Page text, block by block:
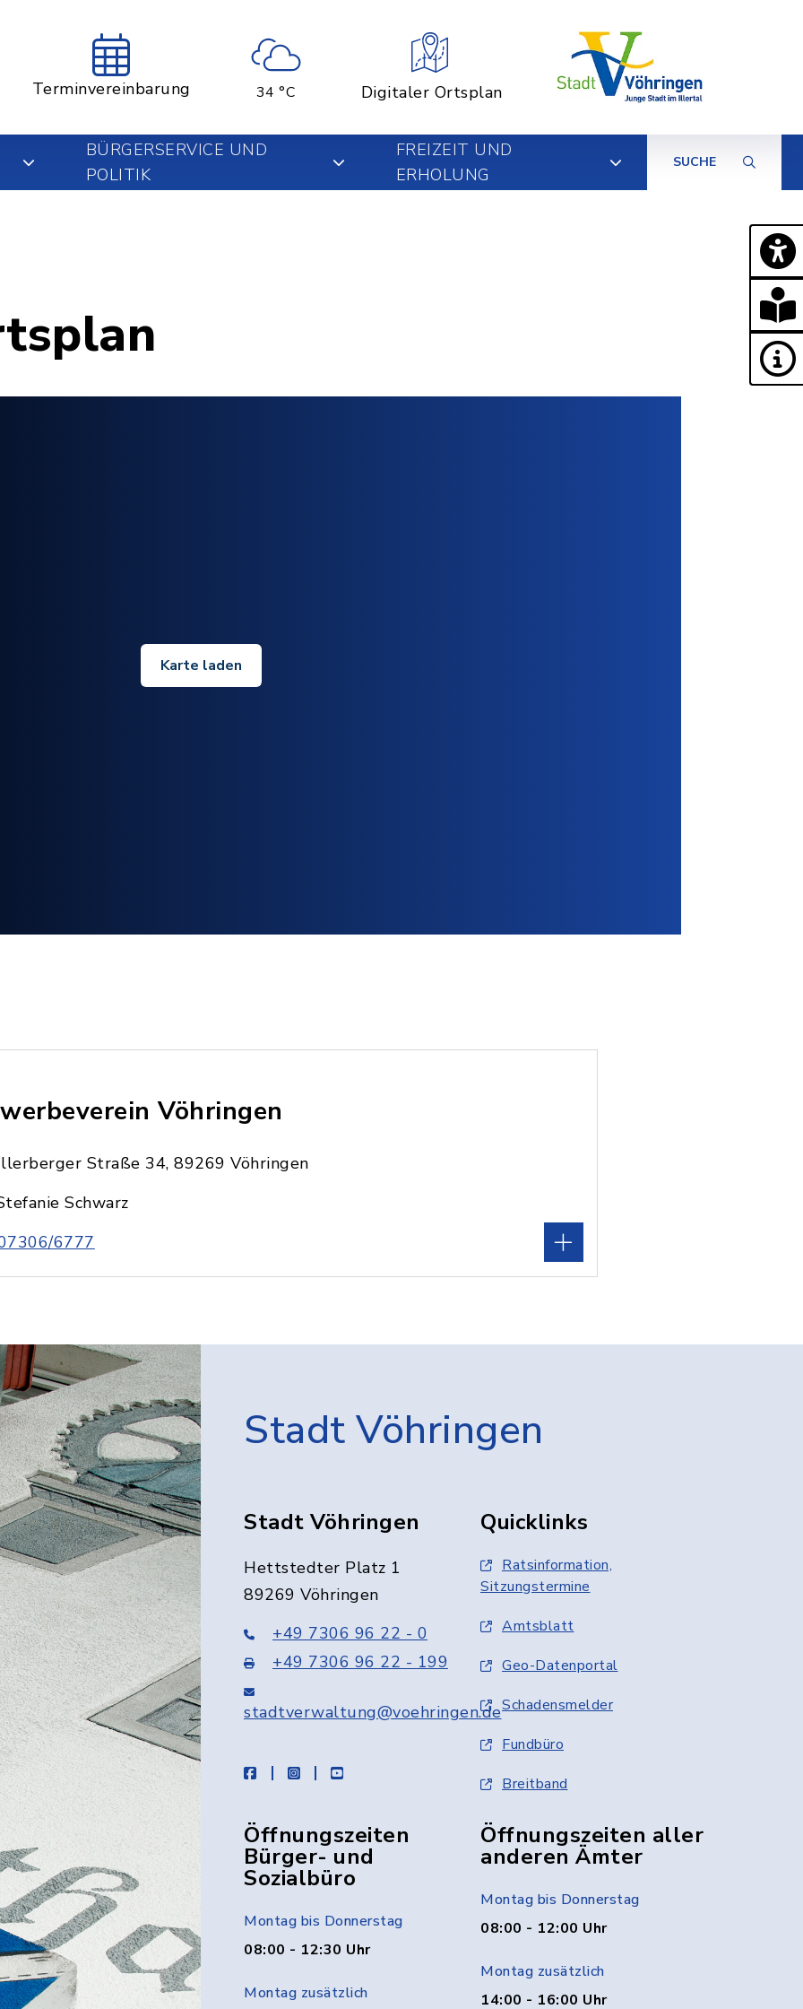
Terminvereinbarung 34 °C Digitaler Ortsplan
BÜRGERSERVICE UND
POLITIK
FREIZEIT UND
ERHOLUNG
SUCHE
Karte laden
Vöhringen
Straße 34, 89269 Vöhringen
Schwarz
6777
Stadt Vöhringen
Stadt Vöhringen
Hettstedter Platz 1
89269 Vöhringen
+49 7306 96 22 - 0
+49 7306 96 22 - 199
stadtverwaltung@voehringen.de
facebookinstagramyoutube
Quicklinks
Ratsinformation,
Sitzungstermine
Amtsblatt
Geo-Datenportal
Schadensmelder
Fundbüro
Breitband
Öffnungszeiten
Bürger- und
Sozialbüro
Montag bis Donnerstag
08:00 - 12:30 Uhr
Montag zusätzlich
Öffnungszeiten aller
anderen Ämter
Montag bis Donnerstag
08:00 - 12:00 Uhr
Montag zusätzlich
14:00 - 16:00 Uhr